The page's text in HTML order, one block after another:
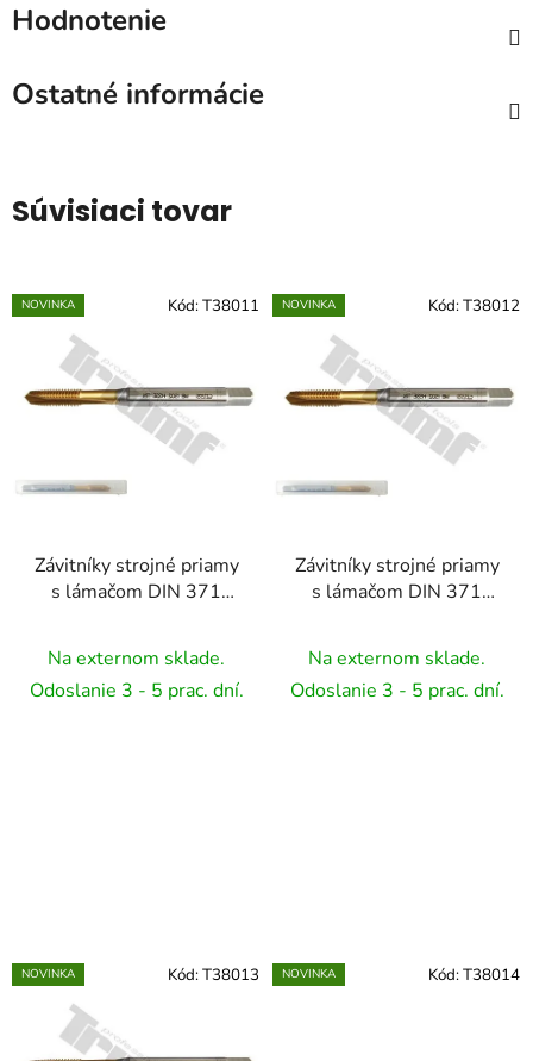
Hodnotenie
Ostatné informácie
Súvisiaci tovar
NOVINKA
Závitníky strojné priamy
s lámačom DIN 371
Na externom sklade.
Odoslanie 3 - 5 prac. dní.
Kód:T38011 NOVINKA
Závitníky strojné priamy
s lámačom DIN 371
Na externom sklade.
Odoslanie 3 - 5 prac. dní.
Kód:T38012
NOVINKA Kód:T38013 NOVINKA Kód:T38014